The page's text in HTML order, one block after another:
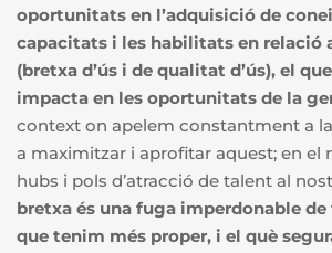
oportunitats en l’adquisició de
capacitats i les habilitats en relació
(bretxa d’ús i de qualitat d’ús), el
impacta en les oportunitats de la
context on apelem constantment a
a maximitzar i aprofitar aquest; en el
hubs i pols d’atracció de talent al
bretxa és una fuga imperdonable
que tenim més proper, i el què